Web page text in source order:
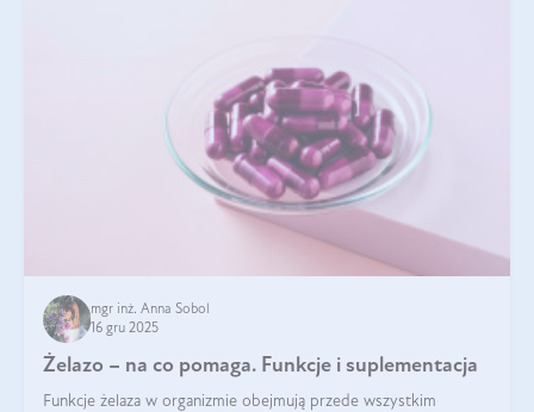
mgr inż. Anna Sobol
16 gru 2025
Żelazo – na co pomaga. Funkcje i suplementacja
Funkcje żelaza w organizmie obejmują przede wszystkim